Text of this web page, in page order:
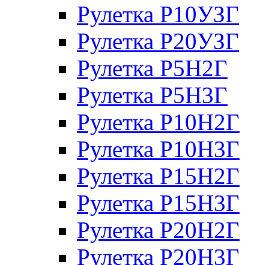
Рулетка Р10УЗГ
Рулетка Р20УЗГ
Рулетка Р5Н2Г
Рулетка Р5Н3Г
Рулетка Р10Н2Г
Рулетка Р10Н3Г
Рулетка Р15Н2Г
Рулетка Р15Н3Г
Рулетка Р20Н2Г
Рулетка Р20Н3Г